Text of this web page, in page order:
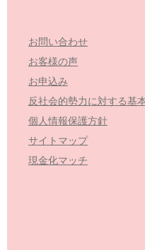
お問い合わせ
お客様の声
お申込み
反社会的勢力に対する基
個人情報保護方針
サイトマップ
現金化マッチ